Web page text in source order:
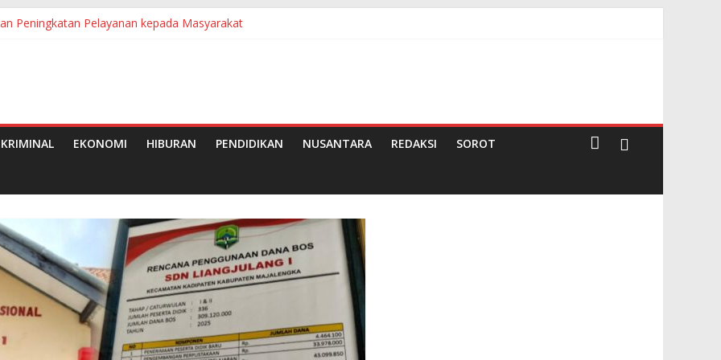
Peningkatan Pelayanan kepada Masyarakat
Sawit, Dorong Pekebun Semakin Modern
Perdana, Dorong UMKM dan Hiburan Rakyat
Mak Teduh dan PT Arara Abadi
EKONOMI HIBURAN PENDIDIKAN NUSANTARA REDAKSI SOROT